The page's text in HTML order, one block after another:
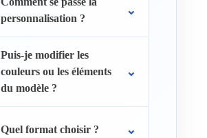
personnalisation ?
Puis-je modifier les
couleurs ou les éléments
du modèle ?
Quel format choisir ?